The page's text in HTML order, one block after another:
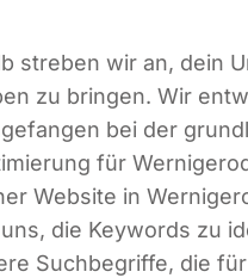
stre­ben wir an, dein
zu brin­gen. Wir
bei der
für
Web­site in
die Key­words zu
Such­be­grif­fe, die